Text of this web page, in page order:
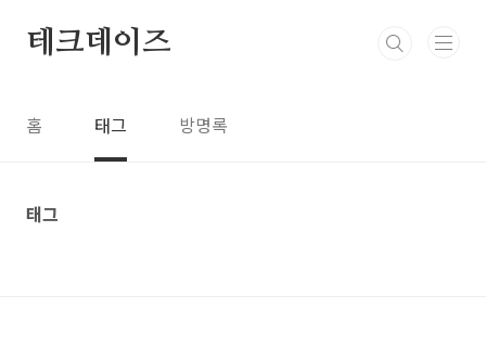
테크데이즈
홈 태그 방명록
태그